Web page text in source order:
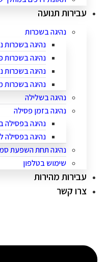
עבירות תנועה
נהיגה בשכרות
נהיגה בשכרות
נהיגה בשכרות
נהיגה בשכרות
נהיגה בשכרות
נהיגה בשלילה
נהיגה בזמן פסילה
נהיגה בפסילה
נהיגה בפסילה
נהיגה תחת השפעת
שימוש בטלפון
עבירות מהירות
צרו קשר